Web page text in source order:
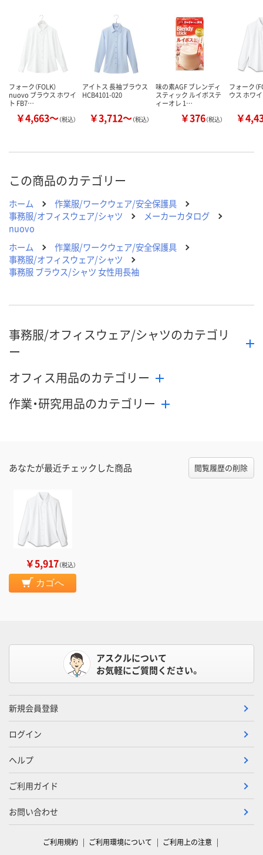
カゴへ カゴへ
フォーク（FOLK）
nuovo ブラウス ホワイ
ト FB7…
￥4,663～（税込）
アイトス 長袖ブラウス
HCB4101-020
￥3,712～（税込）
味の素AGF ブレンディ
スティック ルイボステ
ィーオレ 1…
￥376（税込）
フォーク（
ウス ホワ
￥
この商品のカテゴリー
ホーム
作業服/ワークウェア/安全保護具
事務服/オフィスウェア/シャツ
メーカーカタログ
nuovo
ホーム
作業服/ワークウェア/安全保護具
事務服/オフィスウェア/シャツ
事務服 ブラウス/シャツ 女性用長袖
事務服/オフィスウェア/シャツのカテゴリ
ー
オフィス用品のカテゴリー
作業・研究用品のカテゴリー
あなたが最近チェックした商品 閲覧履歴の削除
￥5,917（税込）
カゴへ
アスクルについて
お気軽にご質問ください。
新規会員登録
ログイン
ヘルプ
ご利用ガイド
お問い合わせ
ご利用規約 ご利用環境について
ご利用上の注意